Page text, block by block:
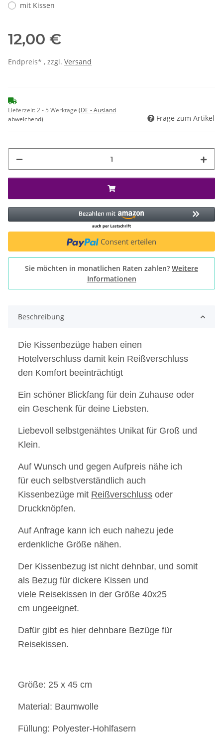
mit Kissen
12,00 €
Endpreis* , zzgl. Versand
Lieferzeit:2 - 5 Werktage (DE - Ausland
abweichend)
Frage zum Artikel
Consent erteilen
Sie möchten in monatlichen Raten zahlen? Weitere
Informationen
Beschreibung
Die Kissenbezüge haben einen
Hotelverschluss damit kein Reißverschluss
den Komfort beeinträchtigt
Ein schöner Blickfang für dein Zuhause oder
ein Geschenk für deine Liebsten.
Liebevoll selbstgenähtes Unikat für Groß und
Klein.
Auf Wunsch und gegen Aufpreis nähe ich
für euch selbstverständlich auch
Kissenbezüge mit Reißverschluss oder
Druckknöpfen.
Auf Anfrage kann ich euch nahezu jede
erdenkliche Größe nähen.
Der Kissenbezug ist nicht dehnbar, und somit
als Bezug für dickere Kissen und
viele Reisekissen in der Größe 40x25
cm ungeeignet.
Dafür gibt es hier dehnbare Bezüge für
Reisekissen.
Größe: 25 x 45 cm
Material: Baumwolle
Füllung: Polyester-Hohlfasern